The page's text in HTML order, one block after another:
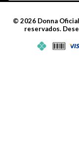
© 2026Donna
reservados.